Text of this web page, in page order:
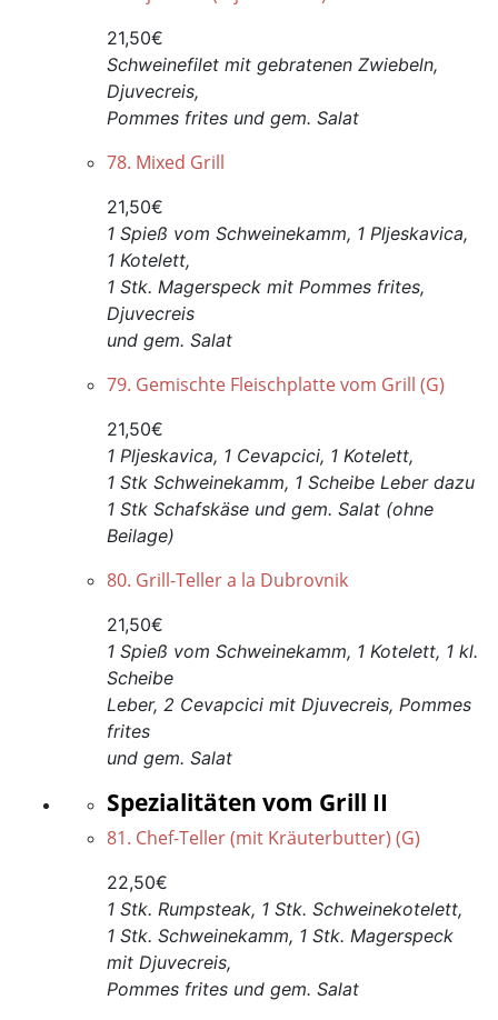
21,50€
Schweinefilet mit gebratenen Zwiebeln,
Djuvecreis,
Pommes frites und gem. Salat
78. Mixed Grill
21,50€
1 Spieß vom Schweinekamm, 1 Pljeskavica,
1 Kotelett,
1 Stk. Magerspeck mit Pommes frites,
Djuvecreis
und gem. Salat
79. Gemischte Fleischplatte vom Grill (G)
21,50€
1 Pljeskavica, 1 Cevapcici, 1 Kotelett,
1 Stk Schweinekamm, 1 Scheibe Leber dazu
1 Stk Schafskäse und gem. Salat (ohne
Beilage)
80. Grill-Teller a la Dubrovnik
21,50€
1 Spieß vom Schweinekamm, 1 Kotelett, 1 kl.
Scheibe
Leber, 2 Cevapcici mit Djuvecreis, Pommes
frites
und gem. Salat
Spezialitäten vom Grill II
81. Chef-Teller (mit Kräuterbutter) (G)
22,50€
1 Stk. Rumpsteak, 1 Stk. Schweinekotelett,
1 Stk. Schweinekamm, 1 Stk. Magerspeck
mit Djuvecreis,
Pommes frites und gem. Salat